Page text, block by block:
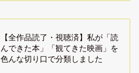
【全作品読了・視聴済】私が「読
んできた本」「観てきた映画」を
色んな切り口で分類しました